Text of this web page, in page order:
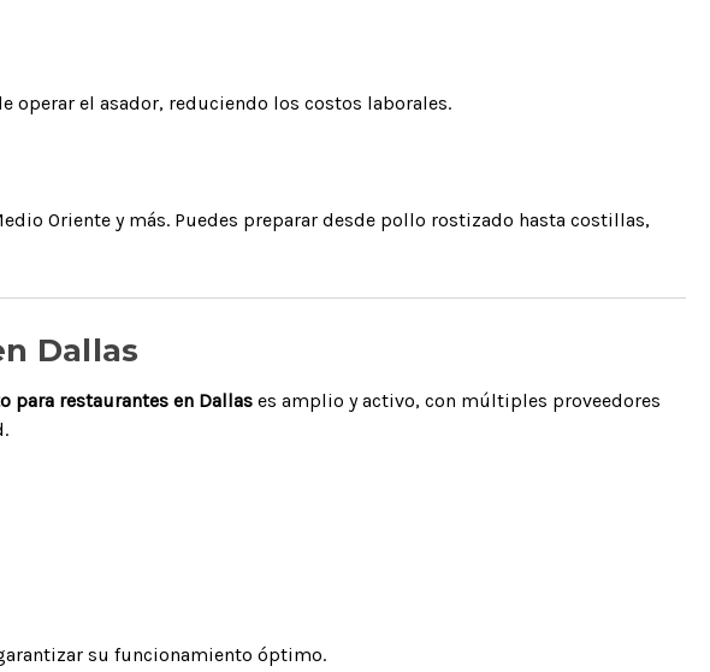
operar el asador, reduciendo los costos laborales.
Oriente y más. Puedes preparar desde pollo rostizado hasta costillas,
Dallas
para restaurantes en Dallas es amplio y activo, con múltiples proveedores
su funcionamiento óptimo.